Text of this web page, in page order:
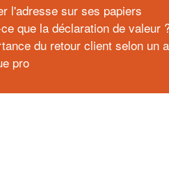
l'adresse sur ses papiers
que la déclaration de valeur
du retour client selon un
pro